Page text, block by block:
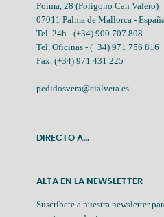
Poima, 28 (Polígono Can Valero)
07011 Palma de Mallorca -
Tel. 24h - (+34) 900 707 808
Tel. Oficinas - (+34) 971 756 816
Fax. (+34) 971 431 225
pedidosvera@cialvera.es
DIRECTO A...
ALTA EN LA NEWSLETTER
Suscríbete a nuestra newsletter